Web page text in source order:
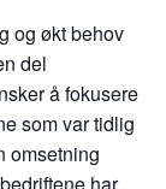
og økt behov
del
å fokusere
som var tidlig
omsetning